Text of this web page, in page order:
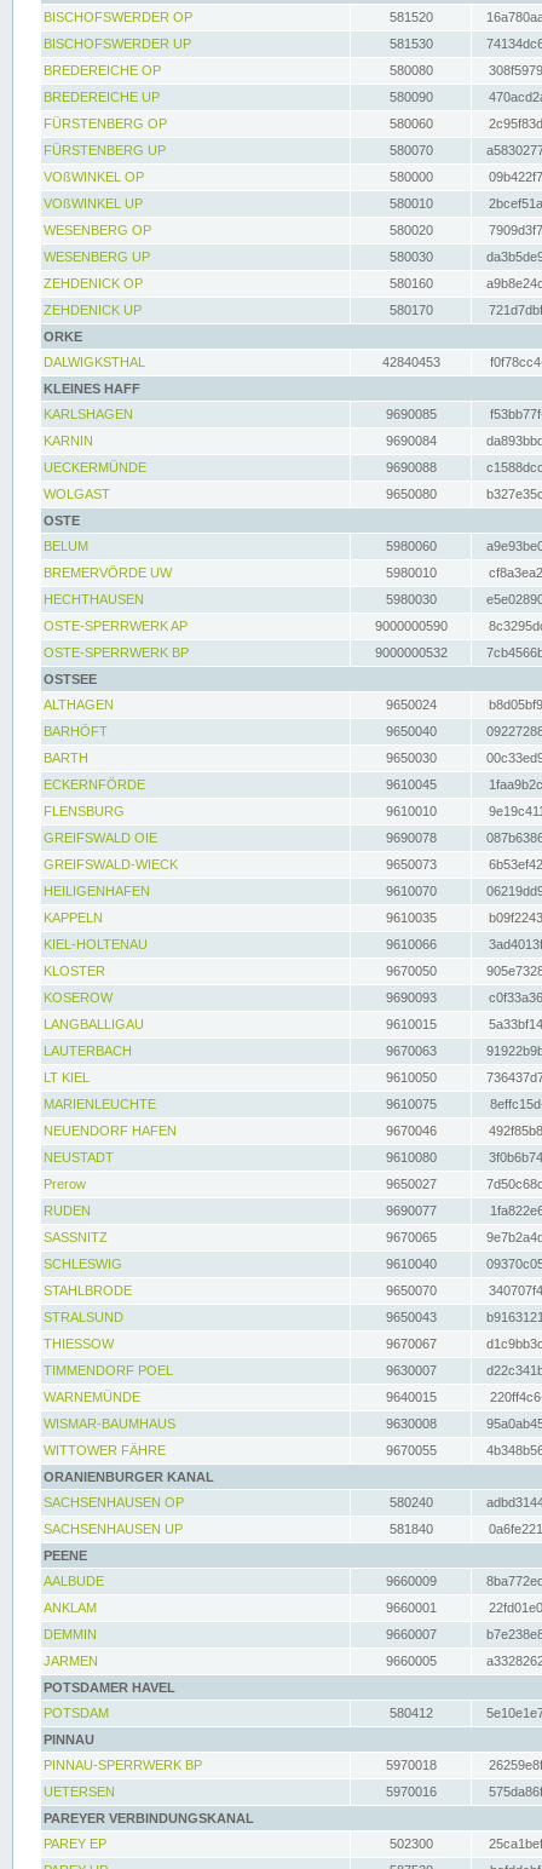
BISCHOFSWERDER OP
581520
BISCHOFSWERDER UP
581530
BREDEREICHE OP
580080
BREDEREICHE UP
580090
FÜRSTENBERG OP
580060
FÜRSTENBERG UP
580070
VOßWINKEL OP
580000
VOßWINKEL UP
580010
WESENBERG OP
580020
WESENBERG UP
580030
ZEHDENICK OP
580160
ZEHDENICK UP
580170
ORKE
DALWIGKSTHAL
42840453
KLEINES HAFF
KARLSHAGEN
9690085
KARNIN
9690084
UECKERMÜNDE
9690088
WOLGAST
9650080
OSTE
BELUM
5980060
BREMERVÖRDE UW
5980010
HECHTHAUSEN
5980030
OSTE-SPERRWERK AP
9000000590
OSTE-SPERRWERK BP
9000000532
OSTSEE
ALTHAGEN
9650024
BARHÖFT
9650040
BARTH
9650030
ECKERNFÖRDE
9610045
FLENSBURG
9610010
GREIFSWALD OIE
9690078
GREIFSWALD-WIECK
9650073
HEILIGENHAFEN
9610070
KAPPELN
9610035
KIEL-HOLTENAU
9610066
KLOSTER
9670050
KOSEROW
9690093
LANGBALLIGAU
9610015
LAUTERBACH
9670063
LT KIEL
9610050
MARIENLEUCHTE
9610075
NEUENDORF HAFEN
9670046
NEUSTADT
9610080
Prerow
9650027
RUDEN
9690077
SASSNITZ
9670065
SCHLESWIG
9610040
STAHLBRODE
9650070
STRALSUND
9650043
THIESSOW
9670067
TIMMENDORF POEL
9630007
WARNEMÜNDE
9640015
WISMAR-BAUMHAUS
9630008
WITTOWER FÄHRE
9670055
ORANIENBURGER KANAL
SACHSENHAUSEN OP
580240
SACHSENHAUSEN UP
581840
PEENE
AALBUDE
9660009
ANKLAM
9660001
DEMMIN
9660007
JARMEN
9660005
POTSDAMER HAVEL
POTSDAM
580412
PINNAU
PINNAU-SPERRWERK BP
5970018
UETERSEN
5970016
PAREYER VERBINDUNGSKANAL
PAREY EP
502300